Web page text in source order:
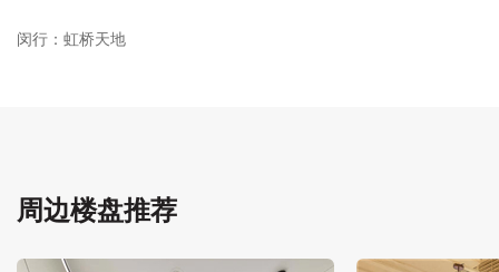
闵行：虹桥天地
周边楼盘推荐